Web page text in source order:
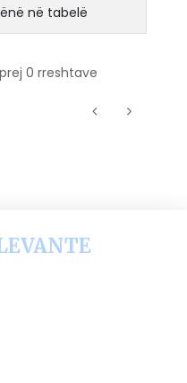
në tabelë
0 rreshtave